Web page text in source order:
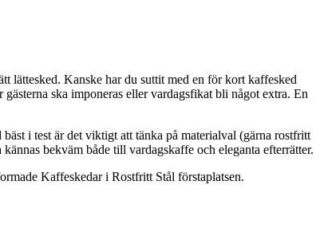
lättesked. Kanske har du suttit med en för kort kaffesked
ska imponeras eller vardagsfikat bli något extra. En
i test är det viktigt att tänka på materialval (gärna rostfritt
bekväm både till vardagskaffe och eleganta efterrätter.
Kaffeskedar i Rostfritt Stål förstaplatsen.